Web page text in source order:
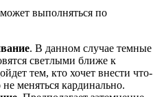
выполняться по
. В данном случае темные
светлыми ближе к
тем, кто хочет внести что-
меняться кардинально.